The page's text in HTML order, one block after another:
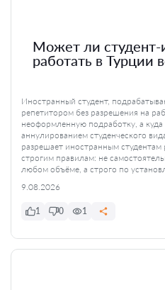
Может ли студент-
работать в Турции
Иностранный студент,
репетитором без разрешения на
неоформленную подработку, а
аннулированием студенческого
разрешает иностранным
строгим правилам: не
любом объёме, а строго по
9.08.2026
1 0 1